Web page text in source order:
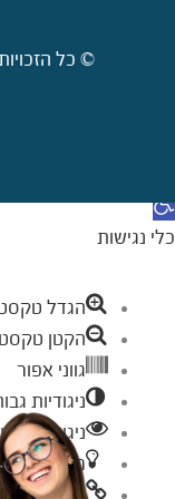
© כל הזכויות
פתח סרגל נגישות
כלי נגישות
הגדל
הקטן טקסט
גווני אפור
ניגודיות
ניגודיות
רקע בהיר